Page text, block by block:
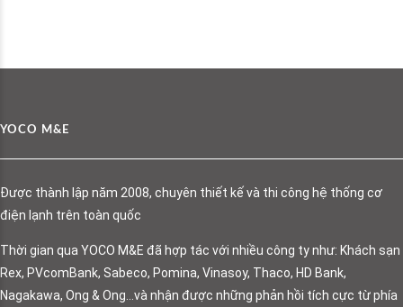
YOCO M&E
Được thành lập năm 2008, chuyên thiết kế và thi công hệ thống cơ
điện lạnh trên toàn quốc
Thời gian qua YOCO M&E đã hợp tác với nhiều công ty như: Khách sạn
Rex, PVcomBank, Sabeco, Pomina, Vinasoy, Thaco, HD Bank,
Nagakawa, Ong & Ong…và nhận được những phản hồi tích cực từ phía